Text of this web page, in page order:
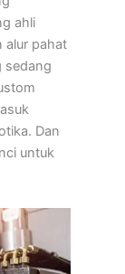
ahli
alur pahat
sedang
Dan
untuk